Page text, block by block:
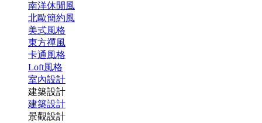
南洋休閒風
北歐簡約風
美式風格
東方禪風
卡通風格
Loft風格
室內設計
建築設計
建築設計
景觀設計